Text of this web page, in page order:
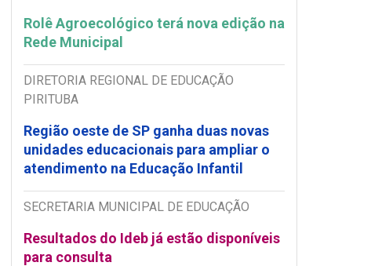
Rolê Agroecológico terá nova edição na
Rede Municipal
DIRETORIA REGIONAL DE EDUCAÇÃO
PIRITUBA
Região oeste de SP ganha duas novas
unidades educacionais para ampliar o
atendimento na Educação Infantil
SECRETARIA MUNICIPAL DE EDUCAÇÃO
Resultados do Ideb já estão disponíveis
para consulta